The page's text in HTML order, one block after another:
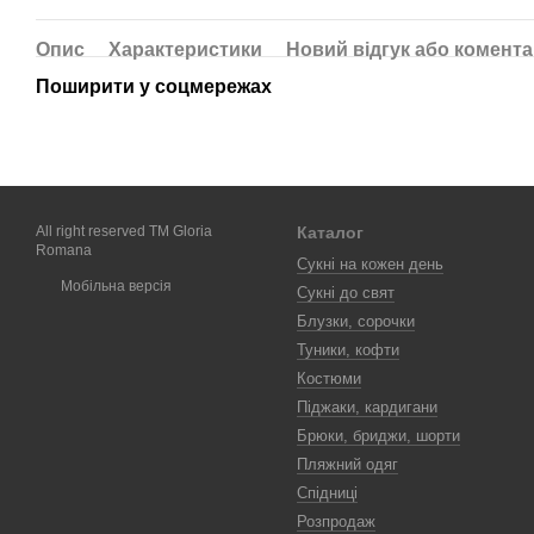
Опис Характеристики
Новий відгук або
Поширити у соцмережах
All right reserved TM Gloria
Romana
Мобільна версія
Каталог
Сукні на кожен день
Сукні до свят
Блузки, сорочки
Туники, кофти
Костюми
Піджаки, кардигани
Брюки, бриджи, шорти
Пляжний одяг
Спідниці
Розпродаж